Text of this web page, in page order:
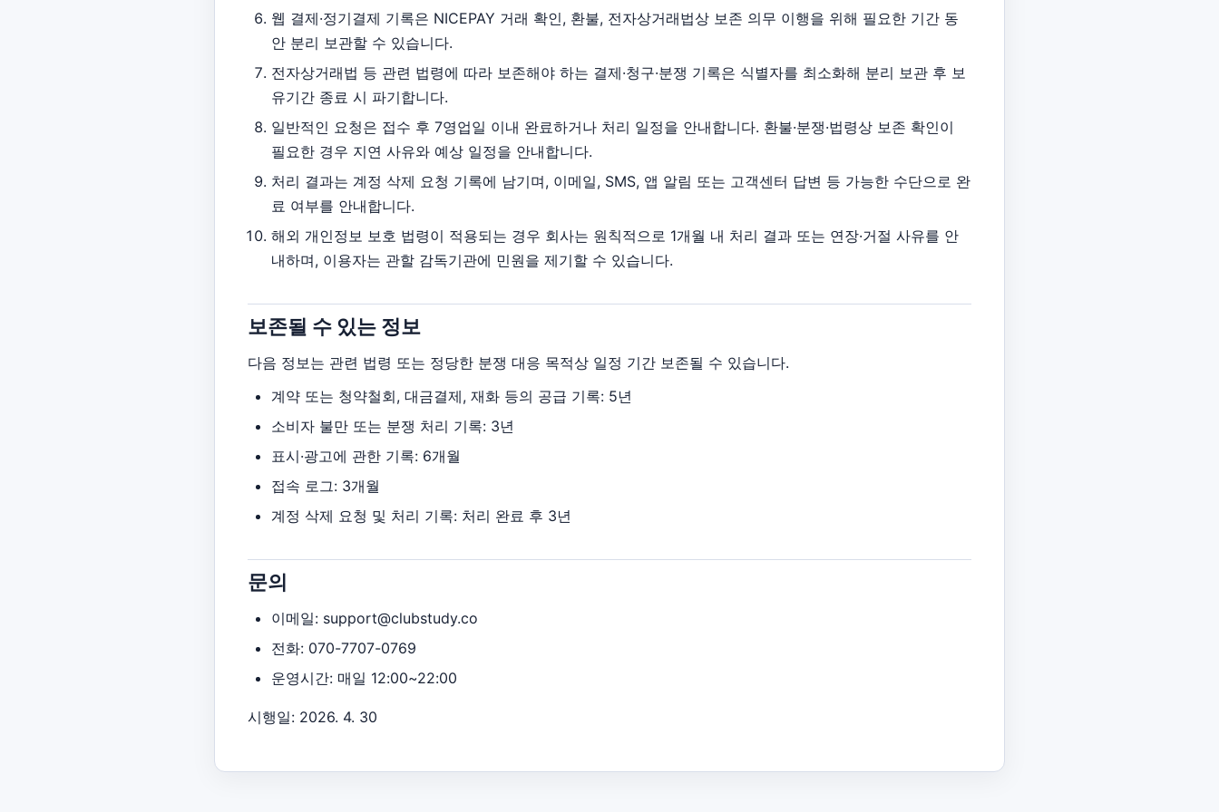
웹 결제·정기결제 기록은 NICEPAY 거래 확인, 환불, 전자상거래법상 보존 의무 이행을 위해 필요한 기간 동
안 분리 보관할 수 있습니다.
전자상거래법 등 관련 법령에 따라 보존해야 하는 결제·청구·분쟁 기록은 식별자를 최소화해 분리 보관 후 보
유기간 종료 시 파기합니다.
일반적인 요청은 접수 후 7영업일 이내 완료하거나 처리 일정을 안내합니다. 환불·분쟁·법령상 보존 확인이
필요한 경우 지연 사유와 예상 일정을 안내합니다.
처리 결과는 계정 삭제 요청 기록에 남기며, 이메일, SMS, 앱 알림 또는 고객센터 답변 등 가능한 수단으로 완
료 여부를 안내합니다.
해외 개인정보 보호 법령이 적용되는 경우 회사는 원칙적으로 1개월 내 처리 결과 또는 연장·거절 사유를 안
내하며, 이용자는 관할 감독기관에 민원을 제기할 수 있습니다.
보존될 수 있는 정보
다음 정보는 관련 법령 또는 정당한 분쟁 대응 목적상 일정 기간 보존될 수 있습니다.
계약 또는 청약철회, 대금결제, 재화 등의 공급 기록: 5년
소비자 불만 또는 분쟁 처리 기록: 3년
표시·광고에 관한 기록: 6개월
접속 로그: 3개월
계정 삭제 요청 및 처리 기록: 처리 완료 후 3년
문의
이메일: support@clubstudy.co
전화: 070-7707-0769
운영시간: 매일 12:00~22:00
시행일: 2026. 4. 30